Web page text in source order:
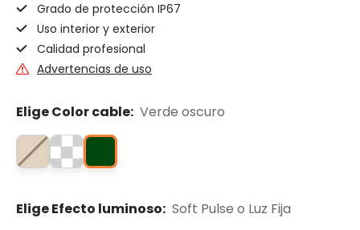
Grado de protección IP67
Uso interior y exterior
Calidad profesional
Advertencias de uso
Elige Color cable: Verde oscuro
Elige Efecto luminoso: Soft Pulse o Luz Fija